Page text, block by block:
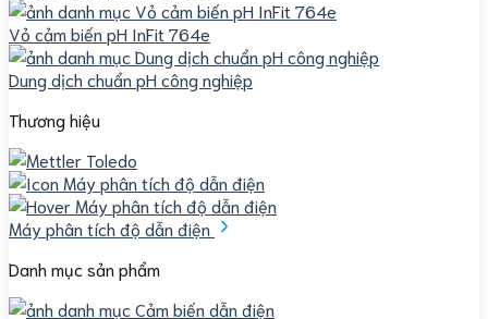
Vỏ cảm biến pH InFit 764e
Dung dịch chuẩn pH công nghiệp
Thương hiệu
Máy phân tích độ dẫn điện
Danh mục sản phẩm